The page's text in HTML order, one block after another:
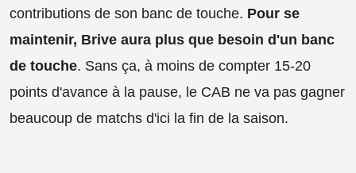
contributions de son banc de touche. Pour se
maintenir, Brive aura plus que besoin d'un banc
de touche. Sans ça, à moins de compter 15-20
points d'avance à la pause, le CAB ne va pas gagner
beaucoup de matchs d'ici la fin de la saison.